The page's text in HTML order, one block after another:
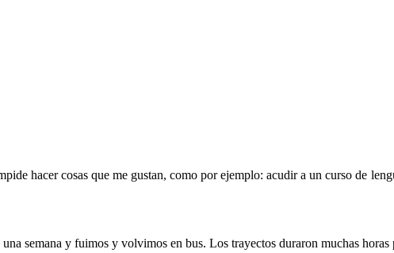
hacer cosas que me gustan, como por ejemplo: acudir a un curso de
semana y fuimos y volvimos en bus. Los trayectos duraron muchas horas